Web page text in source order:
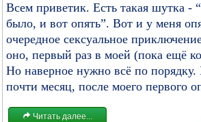
Всем приветик. Есть такая шутка -
было, и вот опять”. Вот и у меня
очередное сексуальное
оно, первый раз в моей (пока ещё
Но наверное нужно всё по
почти месяц, после моего первого
Читать далее...